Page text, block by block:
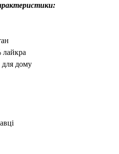
лайкра
для дому